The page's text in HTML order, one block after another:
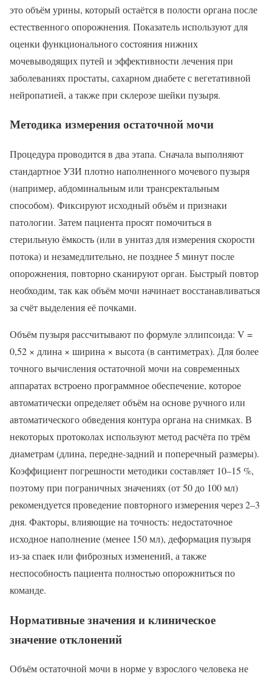
это объём урины, который остаётся в полости органа после
естественного опорожнения. Показатель используют для
оценки функционального состояния нижних
мочевыводящих путей и эффективности лечения при
заболеваниях простаты, сахарном диабете с вегетативной
нейропатией, а также при склерозе шейки пузыря.
Методика измерения остаточной мочи
Процедура проводится в два этапа. Сначала выполняют
стандартное УЗИ плотно наполненного мочевого пузыря
(например, абдоминальным или трансректальным
способом). Фиксируют исходный объём и признаки
патологии. Затем пациента просят помочиться в
стерильную ёмкость (или в унитаз для измерения скорости
потока) и незамедлительно, не позднее 5 минут после
опорожнения, повторно сканируют орган. Быстрый повтор
необходим, так как объём мочи начинает восстанавливаться
за счёт выделения её почками.
Объём пузыря рассчитывают по формуле эллипсоида: V =
0,52 × длина × ширина × высота (в сантиметрах). Для более
точного вычисления остаточной мочи на современных
аппаратах встроено программное обеспечение, которое
автоматически определяет объём на основе ручного или
автоматического обведения контура органа на снимках. В
некоторых протоколах используют метод расчёта по трём
диаметрам (длина, передне-задний и поперечный размеры).
Коэффициент погрешности методики составляет 10–15 %,
поэтому при пограничных значениях (от 50 до 100 мл)
рекомендуется проведение повторного измерения через 2–3
дня. Факторы, влияющие на точность: недостаточное
исходное наполнение (менее 150 мл), деформация пузыря
из-за спаек или фиброзных изменений, а также
неспособность пациента полностью опорожниться по
команде.
Нормативные значения и клиническое
значение отклонений
Объём остаточной мочи в норме у взрослого человека не